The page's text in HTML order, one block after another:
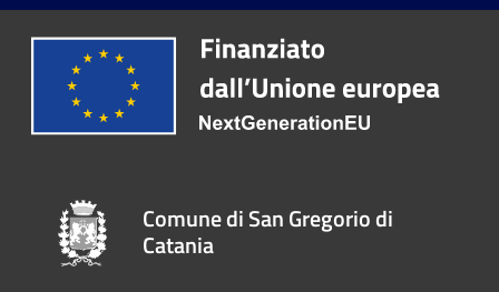
Comune di San Gregorio di
Catania